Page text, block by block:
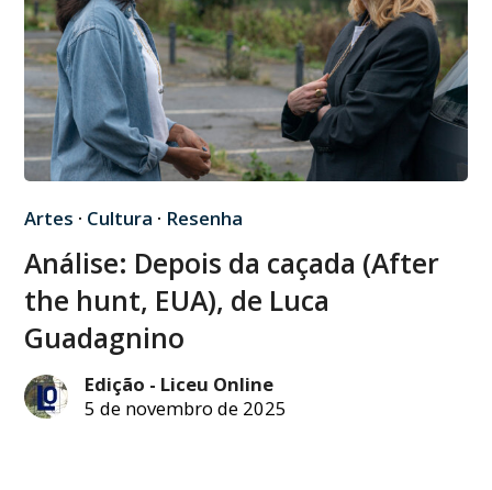
Artes · Cultura · Resenha
Análise: Depois da caçada (After
the hunt, EUA), de Luca
Guadagnino
Edição - Liceu Online
5 de novembro de 2025